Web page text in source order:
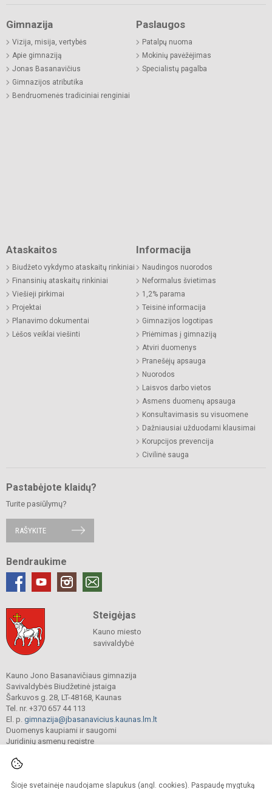
Šioje svetainėje naudojame slapukus (angl. cookies). Paspaudę mygtuką
Gimnazija
Vizija, misija, vertybės
Apie gimnaziją
Jonas Basanavičius
Gimnazijos atributika
Bendruomenės tradiciniai renginiai
Paslaugos
Patalpų nuoma
Mokinių pavėžėjimas
Specialistų pagalba
Ataskaitos
Biudžeto vykdymo ataskaitų rinkiniai
Finansinių ataskaitų rinkiniai
Viešieji pirkimai
Projektai
Planavimo dokumentai
Lėšos veiklai viešinti
Informacija
Naudingos nuorodos
Neformalus švietimas
1,2% parama
Teisinė informacija
Gimnazijos logotipas
Priėmimas į gimnaziją
Atviri duomenys
Pranešėjų apsauga
Nuorodos
Laisvos darbo vietos
Asmens duomenų apsauga
Konsultavimasis su visuomene
Dažniausiai užduodami klausimai
Korupcijos prevencija
Civilinė sauga
Pastabėjote klaidų?
Turite pasiūlymų?
RAŠYKITE
Bendraukime
Steigėjas
Kauno miesto
savivaldybė
Kauno Jono Basanavičiaus gimnazija
Savivaldybės Biudžetinė įstaiga
Šarkuvos g. 28, LT-48168, Kaunas
Tel. nr. +370 657 44 113
El. p. gimnazija@jbasanavicius.kaunas.lm.lt
Duomenys kaupiami ir saugomi
Juridinių asmenų registre